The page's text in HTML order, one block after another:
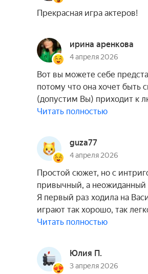
Прекрасная игра актеров!
ирина аренкова
4 апреля 2026
Вот вы можете себе
потому что она хочет
(допустим Вы) приходит к
Читать полностью
guza77
4 апреля 2026
Простой сюжет, но с
привычный, а неожиданный
Я первый раз ходила на
играют так хорошо, так
Читать полностью
Юлия П.
3 апреля 2026